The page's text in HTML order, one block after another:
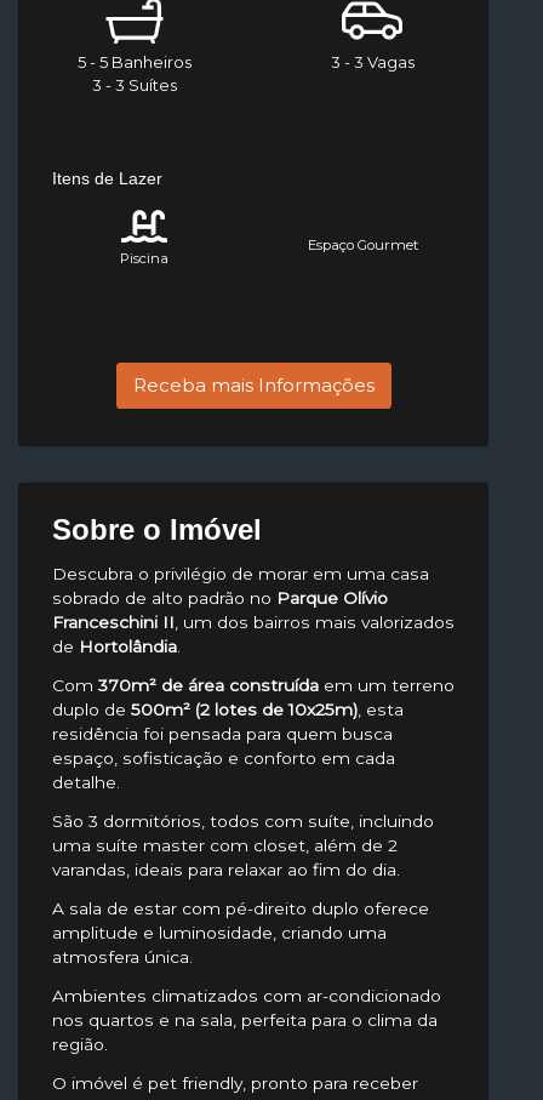
5 - 5 Banheiros
3 - 3 Suítes
3 - 3 Vagas
Itens de Lazer
Piscina
Espaço Gourmet
Receba mais Informações
Sobre o Imóvel
Descubra o privilégio de morar em uma casa
sobrado de alto padrão no Parque Olívio
Franceschini II , um dos bairros mais valorizados
de Hortolândia
Com 370m² de área construída em um terreno
duplo de 500m² (2 lotes de 10x25m) , esta
residência foi pensada para quem busca
espaço, sofisticação e conforto em cada
detalhe.
São 3 dormitórios, todos com suíte, incluindo
uma suíte master com closet, além de 2
varandas, ideais para relaxar ao fim do dia.
A sala de estar com pé-direito duplo oferece
amplitude e luminosidade, criando uma
atmosfera única.
Ambientes climatizados com ar-condicionado
nos quartos e na sala, perfeita para o clima da
região.
O imóvel é pet friendly, pronto para receber